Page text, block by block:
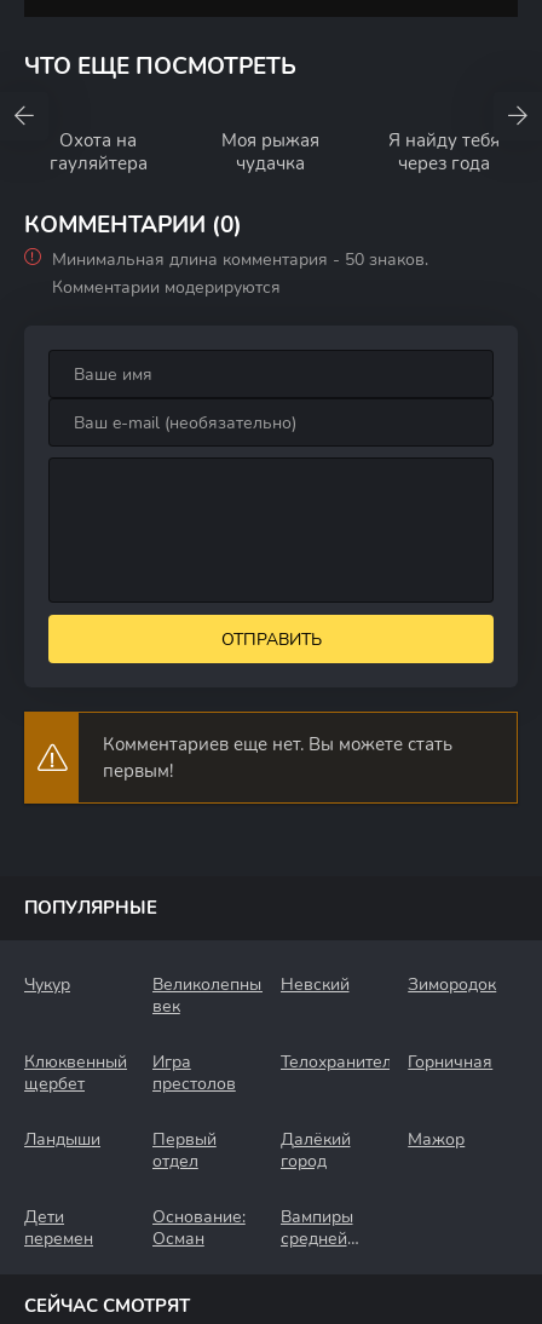
ЧТО ЕЩЕ ПОСМОТРЕТЬ
Охота на
гауляйтера
Моя рыжая
чудачка
Я найду тебя
через года
КОММЕНТАРИИ (0)
Минимальная длина комментария - 50 знаков.
Комментарии модерируются
ОТПРАВИТЬ
Комментариев еще нет. Вы можете стать
первым!
ПОПУЛЯРНЫЕ
Чукур
Великолепный
век
Невский Зимородок
Клюквенный
щербет
Игра
престолов
Телохранители Горничная
Ландыши
Первый
отдел
Далёкий
город
Мажор
Дети
перемен
Основание:
Осман
Вампиры
средней
СЕЙЧАС СМОТРЯТ